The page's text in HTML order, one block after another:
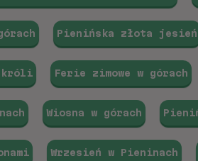
Pienińska złota jesień
króli Ferie zimowe w górach
Wiosna w górach
Wrzesień w Pieninach